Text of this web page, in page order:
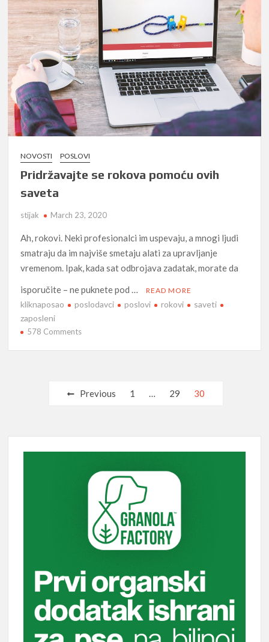
NOVOSTI POSLOVI
Pridržavajte se rokova pomoću ovih
saveta
stijak March 23, 2020
Ah, rokovi. Neki profesionalci im uspevaju, a mnogi ljudi
smatraju da im najviše smetaju alati za upravljanje
vremenom. Ipak, kada sat odbrojava zadatak, morate da
isporučite – ne puknete pod …
READ MORE
kliknaposao poslodavci poslovi rokovi
saveti
zaposleni
578 Commentson
ovih
Previous 1 … 29 30